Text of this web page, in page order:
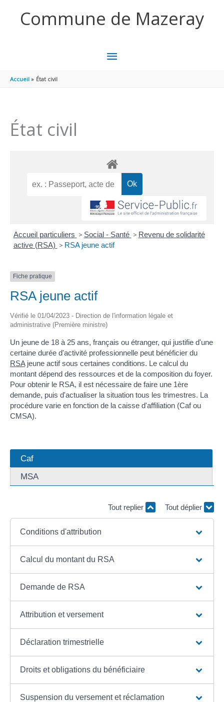
Commune de Mazeray
MENU
Accueil État civil
État civil
Accueil particuliers > Social - Santé > Revenu de solidarité
active (RSA) > RSA jeune actif
Fiche pratique
RSA jeune actif
Vérifié le 01/04/2023 - Direction de l'information légale et
administrative (Première ministre)
Un jeune de 18 à 25 ans, français ou étranger, qui justifie d'une
certaine durée d'activité professionnelle peut bénéficier du
RSAjeune actif sous certaines conditions. Le calcul du
montant dépend des ressources et de la composition du foyer.
Pour obtenir le RSA, il est nécessaire de faire une 1ère
demande, puis d'actualiser la situation tous les trimestres. La
procédure varie en fonction de la caisse d'affiliation (Caf ou
CMSA).
Caf
MSA
Tout replier Tout déplier
Conditions d'attribution
Calcul du montant du RSA
Demande de RSA
Attribution et versement
Déclaration trimestrielle
Droits et obligations du bénéficiaire
Suspension du versement et réclamation